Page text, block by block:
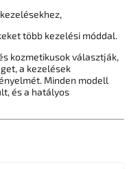
több kezelési móddal.
kozmetikusok választják,
a kezelések
Minden modell
és a hatályos